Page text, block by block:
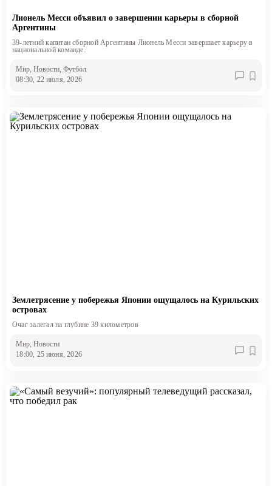
Лионель Месси объявил о завершении карьеры в сборной
Аргентины
39-летний капитан сборной Аргентины Лионель Месси завершает карьеру в
национальной команде.
Мир , Новости , Футбол
08:30, 22 июля, 2026
Землетрясение у побережья Японии ощущалось на Курильских
островах
Очаг залегал на глубине 39 километров
Мир, Новости
18:00, 25 июня, 2026